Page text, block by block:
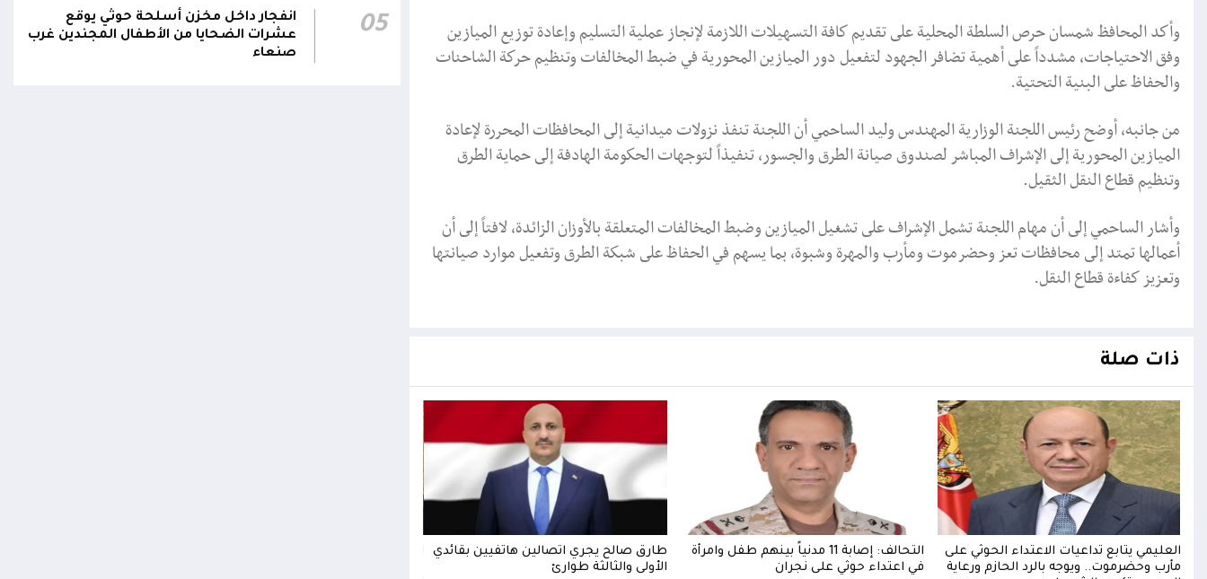
وأكد المحافظ شمسان حرص السلطة المحلية على تقديم كافة التسهيلات اللازمة لإنجاز عملية التسليم وإعادة توزيع الميازين
وفق الاحتياجات، مشدداً على أهمية تضافر الجهود لتفعيل دور الميازين المحورية في ضبط المخالفات وتنظيم حركة الشاحنات
والحفاظ على البنية التحتية.
من جانبه، أوضح رئيس اللجنة الوزارية المهندس وليد الساحمي أن اللجنة تنفذ نزولات ميدانية إلى المحافظات المحررة لإعادة
الميازين المحورية إلى الإشراف المباشر لصندوق صيانة الطرق والجسور، تنفيذاً لتوجهات الحكومة الهادفة إلى حماية الطرق
وتنظيم قطاع النقل الثقيل.
وأشار الساحمي إلى أن مهام اللجنة تشمل الإشراف على تشغيل الميازين وضبط المخالفات المتعلقة بالأوزان الزائدة، لافتاً إلى أن
أعمالها تمتد إلى محافظات تعز وحضرموت ومأرب والمهرة وشبوة، بما يسهم في الحفاظ على شبكة الطرق وتفعيل موارد صيانتها
وتعزيز كفاءة قطاع النقل.
ذات صلة
العليمي يتابع تداعيات الاعتداء الحوثي على
مأرب وحضرموت.. ويوجه بالرد الحازم ورعاية
التحالف: إصابة 11 مدنياً بينهم طفل وامرأة
في اعتداء حوثي على نجران
طارق صالح يجري اتصالين هاتفيين بقائدي
الأولى والثالثة طوارئ
05
انفجار داخل مخزن أسلحة حوثي يوقع
عشرات الضحايا من الأطفال المجندين غرب
صنعاء